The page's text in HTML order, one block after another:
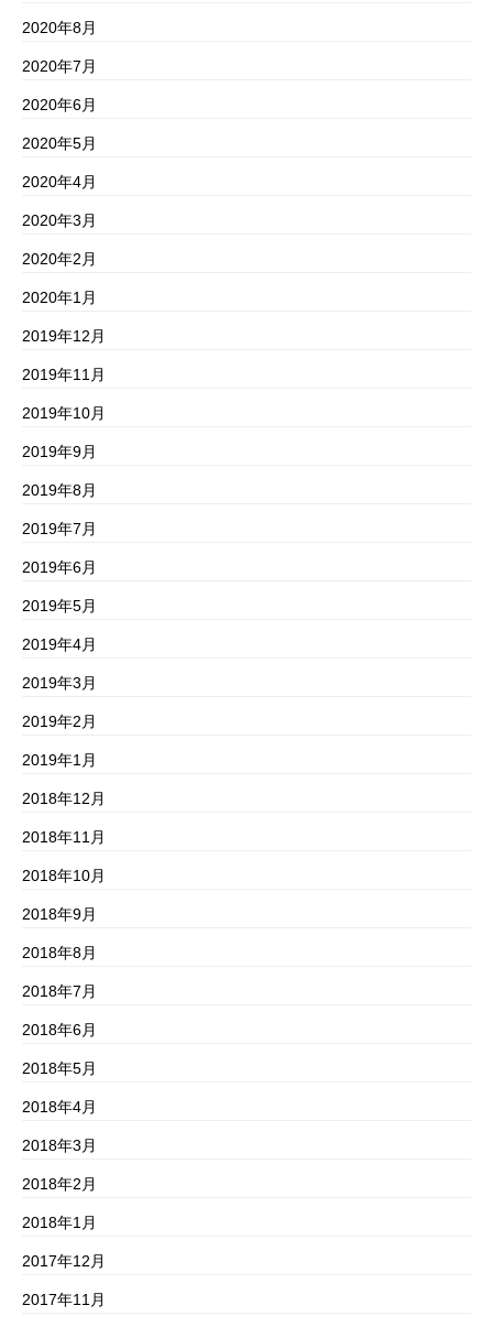
2020年8月
2020年7月
2020年6月
2020年5月
2020年4月
2020年3月
2020年2月
2020年1月
2019年12月
2019年11月
2019年10月
2019年9月
2019年8月
2019年7月
2019年6月
2019年5月
2019年4月
2019年3月
2019年2月
2019年1月
2018年12月
2018年11月
2018年10月
2018年9月
2018年8月
2018年7月
2018年6月
2018年5月
2018年4月
2018年3月
2018年2月
2018年1月
2017年12月
2017年11月